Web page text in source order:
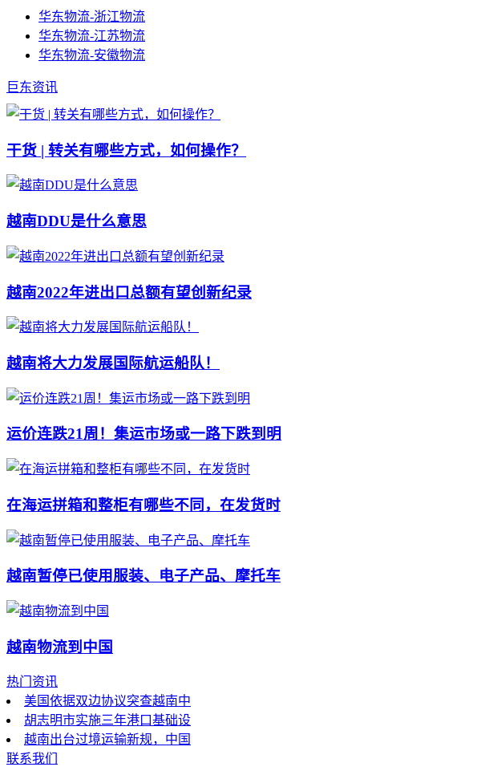
华东物流-浙江物流
华东物流-江苏物流
华东物流-安徽物流
巨东资讯
干货 | 转关有哪些方式，如何操作？
越南DDU是什么意思
越南2022年进出口总额有望创新纪录
越南将大力发展国际航运船队！
运价连跌21周！集运市场或一路下跌到明
在海运拼箱和整柜有哪些不同，在发货时
越南暂停已使用服装、电子产品、摩托车
越南物流到中国
热门资讯
美国依据双边协议突查越南中
胡志明市实施三年港口基础设
越南出台过境运输新规，中国
联系我们